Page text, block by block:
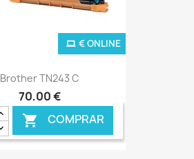
Brother TN243 C
70,00 €
 COMPRAR
€ ONLINE